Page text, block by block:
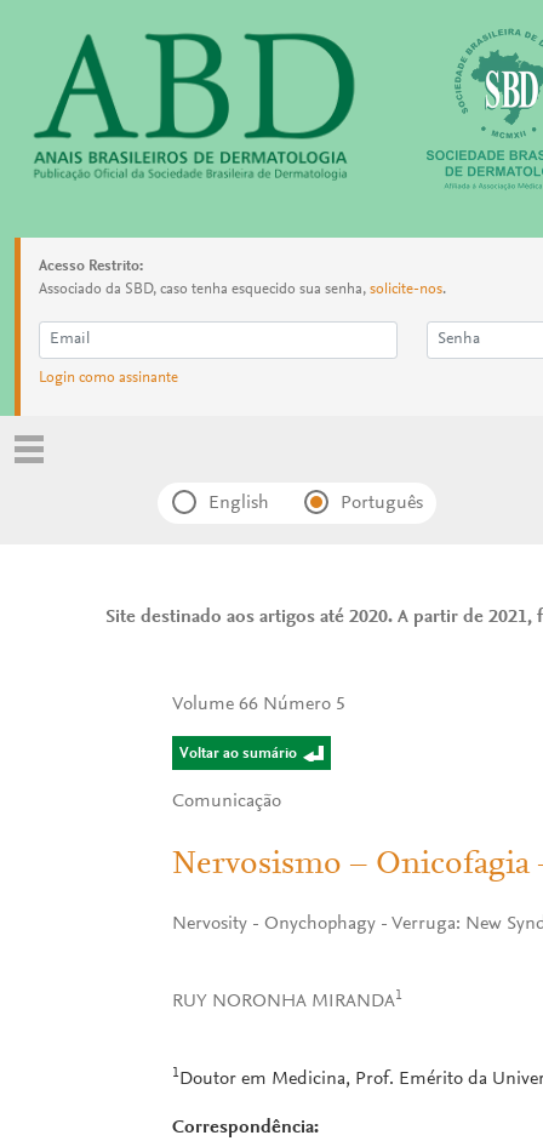
Acesso Restrito:
Associado da SBD, caso tenha esquecido sua senha, solicite-nos.
Login como assinante
English Português
Site destinado aos artigos até 2020. A partir de
Volume 66 Número 5
Voltar ao sumário
Comunicação
Nervosismo –
Nervosity - Onychophagy - Verruga: New
RUY NORONHA MIRANDA1
1 Doutor em Medicina, Prof. Emérito da
Correspondência: